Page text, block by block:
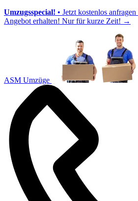
Umzugsspecial! • Jetzt kostenlos
Angebot erhalten! Nur für kurze Zeit! →
ASM Umzüge